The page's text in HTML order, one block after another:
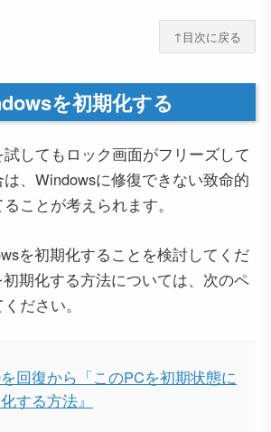
↑目次に戻る
を初期化する
してもロック画面がフリーズして
、Windowsに修復できない致命的
ことが考えられます。
を初期化することを検討してくだ
期化する方法については、次のペ
ださい。
を回復から「このPCを初期状態に
する方法』